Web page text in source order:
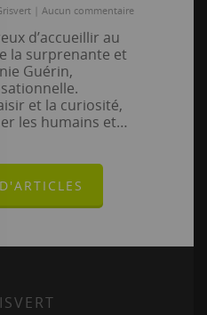
Aucun commentaire
d’accueillir au
la surprenante et
Guérin,
et la curiosité,
les humains et…